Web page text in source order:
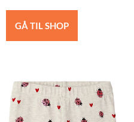
GÅ TIL SHOP